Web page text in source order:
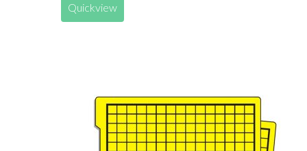
Quickview